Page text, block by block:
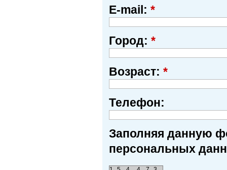
E-mail: *
Город: *
Возраст: *
Телефон:
Заполняя данную
персональных